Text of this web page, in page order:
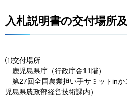
入札説明書の交付場所
⑴交付場所
鹿児島県庁（行政庁舎11階）
第27回全国農業担い手サミットin
児島県農政部経営技術課内）